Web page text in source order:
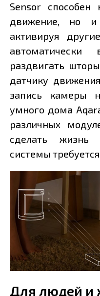
Sensor способен
движение, но и
активируя
раздвигать
датчику
запись камеры
умного дома
различных
сделать
системы
Для людей и